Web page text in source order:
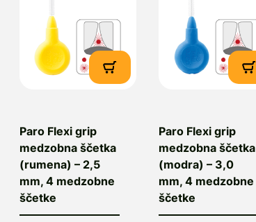
Paro Flexi grip
medzobna ščetka
(rumena) – 2,5
mm, 4 medzobne
ščetke
Paro Flexi grip
medzobna ščetka
(modra) – 3,0
mm, 4 medzobne
ščetke